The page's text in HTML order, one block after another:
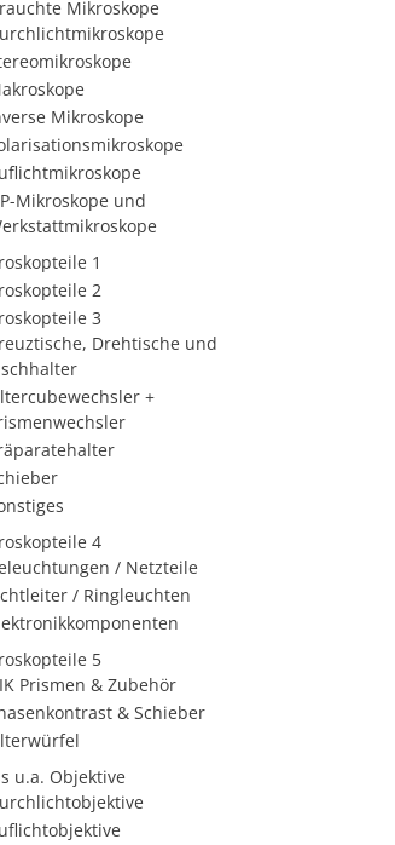
Mikroskope
Mikroskope
Mikroskope und
1
2
3
Drehtische und
+
4
/ Netzteile
/ Ringleuchten
5
Prismen & Zubehör
& Schieber
u.a. Objektive